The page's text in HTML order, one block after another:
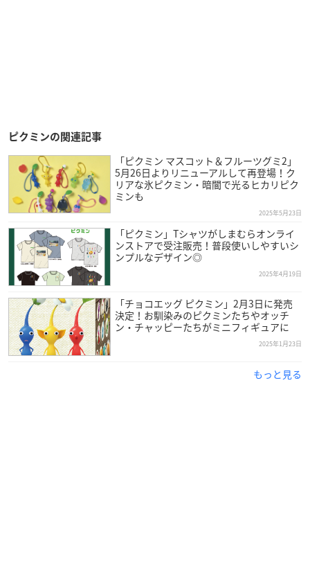
ピクミンの関連記事
「ピクミン マスコット＆フルーツグミ2」
5月26日よりリニューアルして再登場！ク
リアな氷ピクミン・暗闇で光るヒカリピク
ミンも
2025年5月23日
「ピクミン」Tシャツがしまむらオンライ
ンストアで受注販売！普段使いしやすいシ
ンプルなデザイン◎
2025年4月19日
「チョコエッグ ピクミン」2月3日に発売
決定！お馴染みのピクミンたちやオッチ
ン・チャッピーたちがミニフィギュアに
2025年1月23日
もっと見る